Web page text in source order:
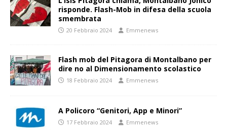
risponde. Flash-Mob in difesa della scuola
smembrata
20 Febbraio 2024 Emmenews
Flash mob del Pitagora di Montalbano per
dire no al Dimensionamento scolastico
18 Febbraio 2024 Emmenews
A Policoro “Genitori, App e Minori”
17 Febbraio 2024 Emmenews